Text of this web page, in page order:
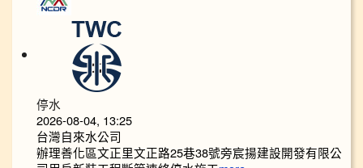
停水
2026-08-04, 13:25
台灣自來水公司
辦理善化區文正里文正路25巷38號旁宸揚建設開發有限公